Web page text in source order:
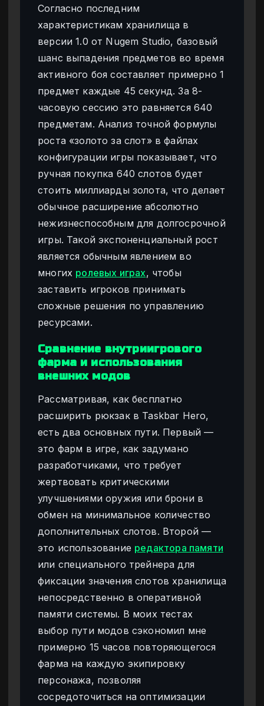
Согласно последним
характеристикам хранилища в
версии 1.0 от Nugem Studio, базовый
шанс выпадения предметов во время
активного боя составляет примерно 1
предмет каждые 45 секунд. За 8-
часовую сессию это равняется 640
предметам. Анализ точной формулы
роста «золото за слот» в файлах
конфигурации игры показывает, что
ручная покупка 640 слотов будет
стоить миллиарды золота, что делает
обычное расширение абсолютно
нежизнеспособным для долгосрочной
игры. Такой экспоненциальный рост
является обычным явлением во
многих ролевых играх, чтобы
заставить игроков принимать
сложные решения по управлению
ресурсами.
Сравнение внутриигрового
фарма и использования
внешних модов
Рассматривая, как бесплатно
расширить рюкзак в Taskbar Hero,
есть два основных пути. Первый —
это фарм в игре, как задумано
разработчиками, что требует
жертвовать критическими
улучшениями оружия или брони в
обмен на минимальное количество
дополнительных слотов. Второй —
это использование редактора памяти
или специального трейнера для
фиксации значения слотов хранилища
непосредственно в оперативной
памяти системы. В моих тестах
выбор пути модов сэкономил мне
примерно 15 часов повторяющегося
фарма на каждую экипировку
персонажа, позволяя
сосредоточиться на оптимизации